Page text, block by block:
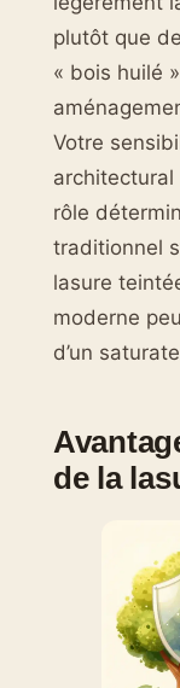
plutôt que
« bois huilé
Votre
rôle
traditionnel
lasure
moderne
d’un
de la